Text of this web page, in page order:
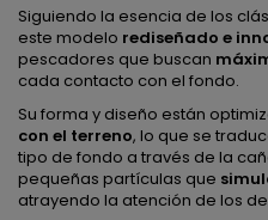
Siguiendo la esencia de los
este modelo rediseñado e
pescadores que buscan
cada contacto con el fondo.
Su forma y diseño están
con el terreno, lo que se
tipo de fondo a través de la
pequeñas partículas que
atrayendo la atención de los